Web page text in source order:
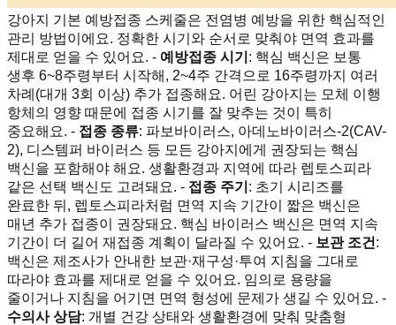
강아지 기본 예방접종 스케줄은 전염병 예방을 위한 핵심적인
관리 방법이에요. 정확한 시기와 순서로 맞춰야 면역 효과를
제대로 얻을 수 있어요. - 예방접종 시기 : 핵심 백신은 보통
생후 6~8주령부터 시작해, 2~4주 간격으로 16주령까지 여러
차례(대개 3회 이상) 추가 접종해요. 어린 강아지는 모체 이행
항체의 영향 때문에 접종 시기를 잘 맞추는 것이 특히
중요해요. - 접종 종류: 파보바이러스, 아데노바이러스-2(CAV-
2), 디스템퍼 바이러스 등 모든 강아지에게 권장되는 핵심
백신을 포함해야 해요. 생활환경과 지역에 따라 렙토스피라
같은 선택 백신도 고려돼요. - 접종 주기 : 초기 시리즈를
완료한 뒤, 렙토스피라처럼 면역 지속 기간이 짧은 백신은
매년 추가 접종이 권장돼요. 핵심 바이러스 백신은 면역 지속
기간이 더 길어 재접종 계획이 달라질 수 있어요. - 보관 조건 :
백신은 제조사가 안내한 보관·재구성·투여 지침을 그대로
따라야 효과를 제대로 얻을 수 있어요. 임의로 용량을
줄이거나 지침을 어기면 면역 형성에 문제가 생길 수 있어요. -
수의사 상담: 개별 건강 상태와 생활환경에 맞춰 맞춤형